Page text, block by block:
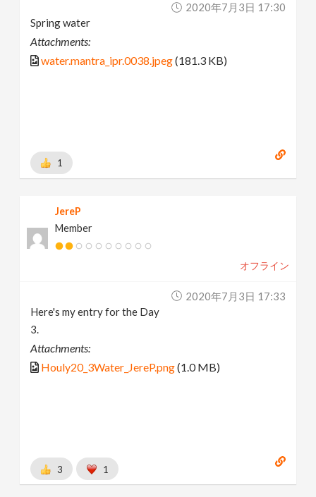
2020年7月3日 17:30
Spring water
Attachments:
water.mantra_ipr.0038.jpeg(181.3 KB)
1
JereP
Member
オフライン
2020年7月3日 17:33
Here's my entry for the Day
3.
Attachments:
Houly20_3Water_JereP.png(1.0 MB)
3 1